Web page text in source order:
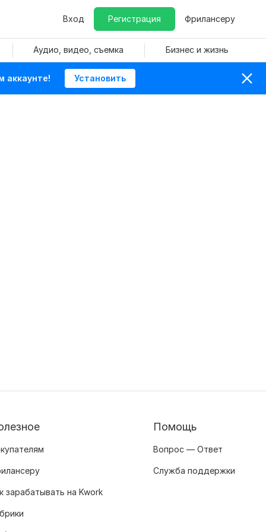
Вход Регистрация Фрилансеру
Аудио, видео, съемка Бизнес и жизнь
аккаунте! Установить
зарабатывать на Kwork
Помощь
Вопрос — Ответ
Служба поддержки